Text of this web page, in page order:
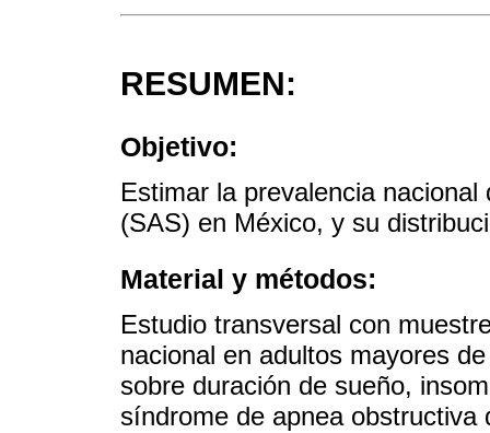
RESUMEN:
Objetivo:
Estimar la prevalencia
(SAS) en México, y su
Material y métodos:
Estudio transversal con
nacional en adultos mayores
sobre duración de sueño,
síndrome de apnea obstructiva